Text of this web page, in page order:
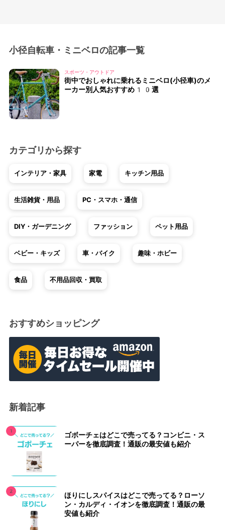
小径自転車・ミニベロの記事一覧
スポーツ・アウトドア
街中でおしゃれに乗れるミニベロ(小径車)のメ
ーカー別人気おすすめ10選
カテゴリから探す
インテリア・家具 家電 キッチン用品
生活雑貨・用品 PC・スマホ・通信
DIY・ガーデニング ファッション ペット用品
ベビー・キッズ 車・バイク 趣味・ホビー
食品 不用品回収・買取
おすすめショッピング
新着記事
ゴボーチェはどこで売ってる？コンビニ・ス
ーパーを徹底調査！通販の最安値も紹介
ほりにしスパイスはどこで売ってる？ローソ
ン・カルディ・イオンを徹底調査！通販の最
安値も紹介